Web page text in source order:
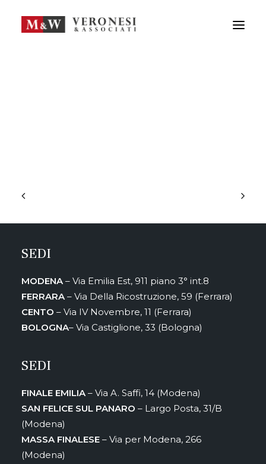
M&W STUDIO
FRA
RICERCA
SEDI
MODENA – Via Emilia Est, 911 piano 3° int.8
FERRARA – Via Della Ricostruzione, 59 (Ferrara)
CENTO – Via IV Novembre, 11 (Ferrara)
BOLOGNA– Via Castiglione, 33 (Bologna)
SEDI
FINALE EMILIA – Via A. Saffi, 14 (Modena)
SAN FELICE SUL PANARO – Largo Posta, 31/B
(Modena)
MASSA FINALESE – Via per Modena, 266
(Modena)